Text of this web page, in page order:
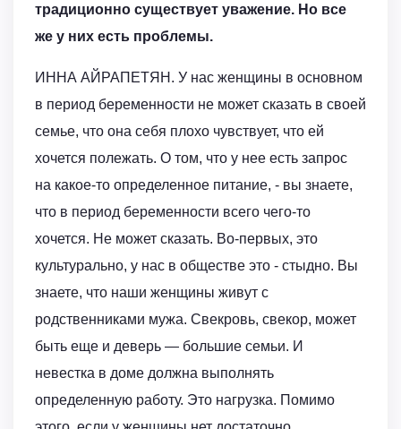
традиционно существует уважение. Но все
же у них есть проблемы.
ИННА АЙРАПЕТЯН. У нас женщины в основном
в период беременности не может сказать в своей
семье, что она себя плохо чувствует, что ей
хочется полежать. О том, что у нее есть запрос
на какое-то определенное питание, - вы знаете,
что в период беременности всего чего-то
хочется. Не может сказать. Во-первых, это
культурально, у нас в обществе это - стыдно. Вы
знаете, что наши женщины живут с
родственниками мужа. Свекровь, свекор, может
быть еще и деверь — большие семьи. И
невестка в доме должна выполнять
определенную работу. Это нагрузка. Помимо